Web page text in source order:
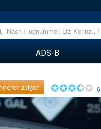
ADS-B
zeigen 6